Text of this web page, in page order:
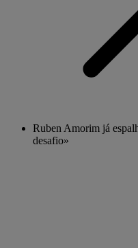
Ruben Amorim já
desafio»